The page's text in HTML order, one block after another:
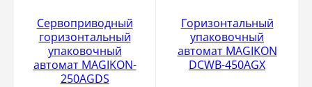
Сервоприводный
горизонтальный
упаковочный
автомат MAGIKON-
250AGDS
Горизонтальный
упаковочный
автомат MAGIKON
DCWB-450AGX